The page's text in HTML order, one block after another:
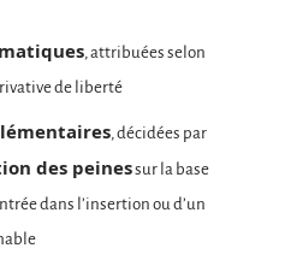
, attribuées selon
de liberté
, décidées par
des peinessur la base
dans l’insertion ou d’un